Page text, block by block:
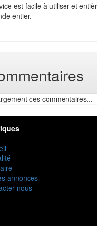
est facile à utiliser et
entier.
des commentaires...
annonces
nous